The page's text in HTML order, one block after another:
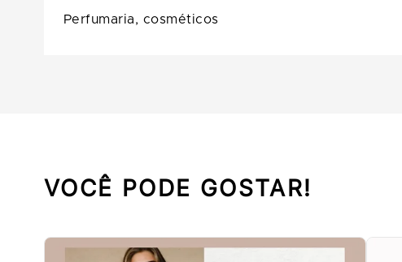
Perfumaria, cosméticos
VOCÊ PODE GOSTAR!